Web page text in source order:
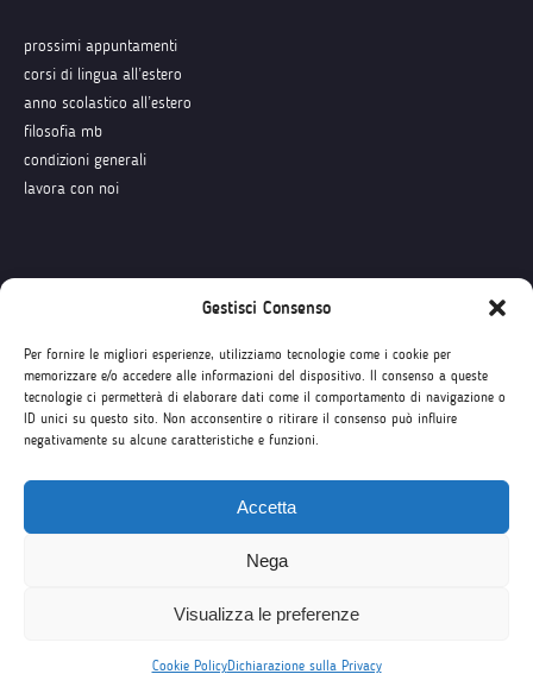
Gestisci Consenso
Per fornire le migliori esperienze, utilizziamo tecnologie come i cookie per
memorizzare e/o accedere alle informazioni del dispositivo. Il consenso a queste
tecnologie ci permetterà di elaborare dati come il comportamento di navigazione o
ID unici su questo sito. Non acconsentire o ritirare il consenso può influire
negativamente su alcune caratteristiche e funzioni.
Accetta
Nega
Visualizza le preferenze
Cookie PolicyDichiarazione sulla Privacy
prossimi appuntamenti
corsi di lingua all’estero
anno scolastico all’estero
filosofia mb
condizioni generali
lavora con noi